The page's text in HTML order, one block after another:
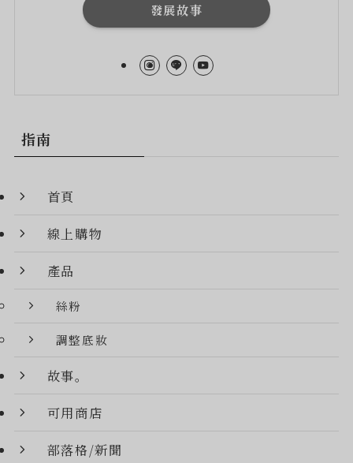
發展故事
指南
首頁
線上購物
產品
絲粉
調整底妝
故事。
可用商店
部落格/新聞